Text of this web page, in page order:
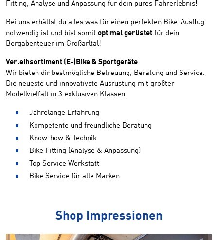
Fitting, Analyse und Anpassung für dein pures Fahrerlebnis!
Bei uns erhältst du alles was für einen perfekten Bike-Ausflug
notwendig ist und bist somit optimal gerüstet für dein
Bergabenteuer im Großarltal!
Verleihsortiment (E-)Bike & Sportgeräte
Wir bieten dir bestmögliche Betreuung, Beratung und Service.
Die neueste und innovativste Ausrüstung mit größter
Modellvielfalt in 3 exklusiven Klassen.
Jahrelange Erfahrung
Kompetente und freundliche Beratung
Know-how & Technik
Bike Fitting (Analyse & Anpassung)
Top Service Werkstatt
Bike Service für alle Marken
Shop Impressionen